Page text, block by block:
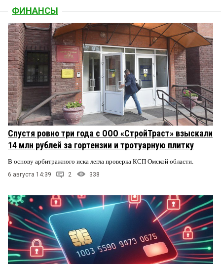
ФИНАНСЫ
Спустя ровно три года с ООО «СтройТраст» взыскали
14 млн рублей за гортензии и тротуарную плитку
В основу арбитражного иска легла проверка КСП Омской области.
6 августа 14:39 2 338